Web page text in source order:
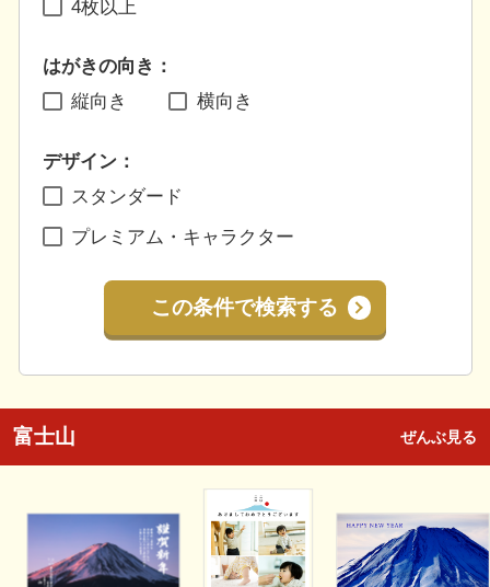
4枚以上
はがきの向き：
縦向き
横向き
デザイン：
スタンダード
プレミアム・キャラクター
この条件で検索する
富士山 ぜんぶ見る